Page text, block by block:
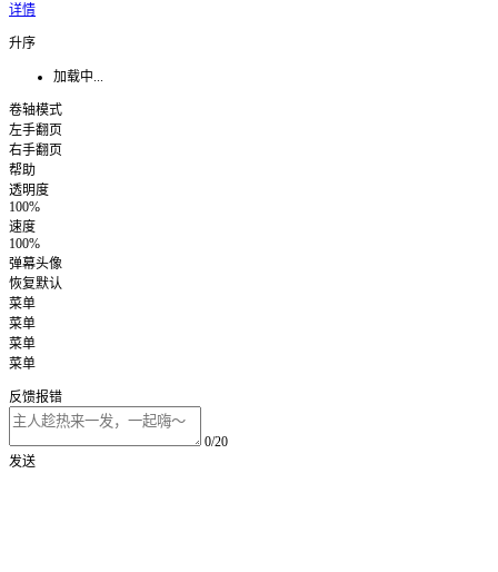
详情
升序
加载中...
卷轴模式
左手翻页
右手翻页
帮助
透明度
100%
速度
100%
弹幕头像
恢复默认
菜单
菜单
菜单
菜单
反馈报错
0/20
发送